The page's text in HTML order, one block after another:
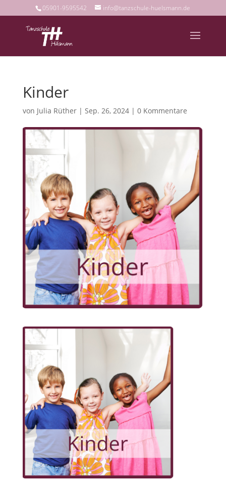
05901-9595542 info@tanzschule-huelsmann.de
Kinder
von Julia Rüther| Sep. 26, 2024| 0 Kommentare